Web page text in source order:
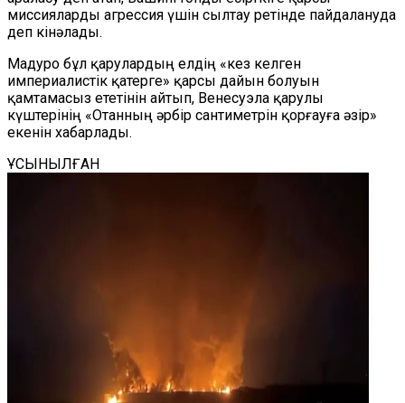
миссияларды агрессия үшін сылтау ретінде пайдалануда
деп кінәлады.
Мадуро бұл қарулардың елдің «кез келген
империалистік қатерге» қарсы дайын болуын
қамтамасыз ететінін айтып, Венесуэла қарулы
күштерінің «Отанның әрбір сантиметрін қорғауға әзір»
екенін хабарлады.
ҰСЫНЫЛҒАН